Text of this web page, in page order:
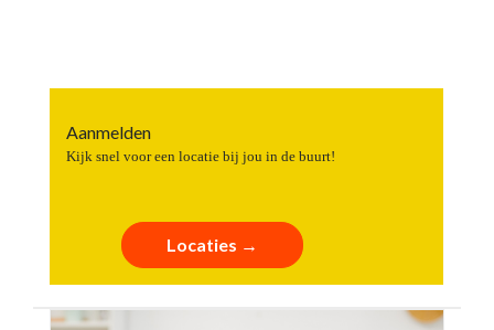
Aanmelden
Kijk snel voor een locatie bij jou in de buurt!
Locaties →